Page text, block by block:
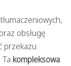
obsługę
przekazu
kompleksowa